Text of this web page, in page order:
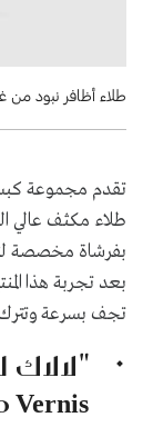
طلاء أظافر نبود من
تقدم مجموعة
طلاء مكثف عالي
بفرشاة مخصصة
بعد تجربة هذا
تجف بسرعة وتترك
Vernis